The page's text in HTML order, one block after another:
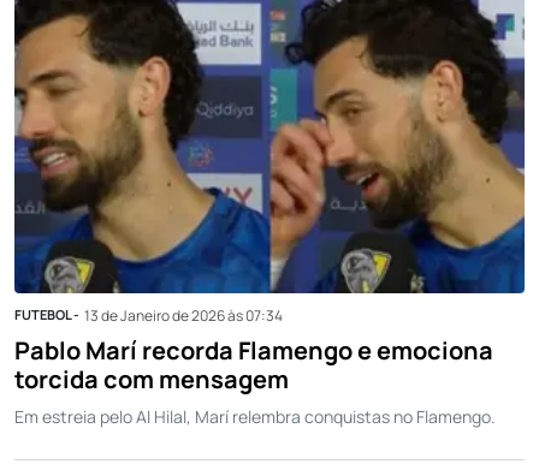
FUTEBOL - 13 de Janeiro de 2026 às 07:34
Pablo Marí recorda Flamengo e emociona
torcida com mensagem
Em estreia pelo Al Hilal, Marí relembra conquistas no Flamengo.